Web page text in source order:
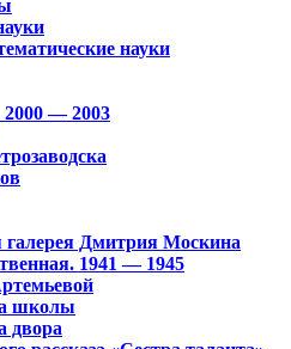
науки
— 2003
галерея Дмитрия Москина
1941 — 1945
школы
двора